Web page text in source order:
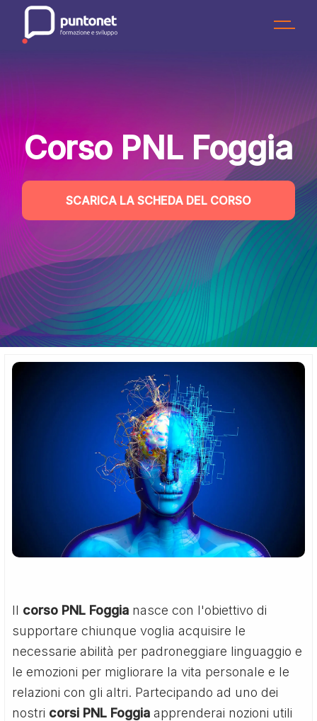
content
Corso PNL Foggia
SCARICA LA SCHEDA DEL CORSO
Il corso PNL Foggia nasce con l'obiettivo di
supportare chiunque voglia acquisire le
necessarie abilità per padroneggiare linguaggio e
le emozioni per migliorare la vita personale e le
relazioni con gli altri. Partecipando ad uno dei
nostri corsi PNL Foggia apprenderai nozioni utili